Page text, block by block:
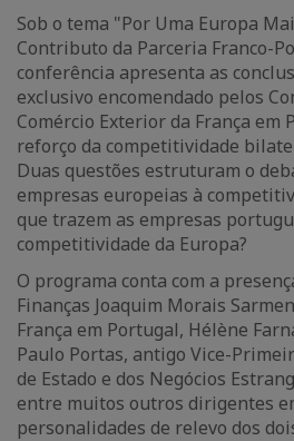
Sob o tema "Por Uma Europa
Contributo da Parceria Franco-
conferência apresenta as
exclusivo encomendado pelos
Comércio Exterior da França em
reforço da competitividade
Duas questões estruturam o
empresas europeias à
que trazem as empresas
competitividade da Europa?
O programa conta com a
Finanças Joaquim Morais
França em Portugal, Hélène
Paulo Portas, antigo Vice-
de Estado e dos Negócios
entre muitos outros dirigentes
personalidades de relevo dos